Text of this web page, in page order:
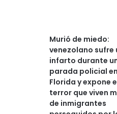
Murió de miedo:
venezolano sufre
infarto durante
parada policial en
Florida y expone
terror que viven
de inmigrantes